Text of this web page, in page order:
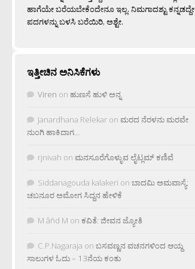
ಹಾಗೆಯೇ ಬರೆಯಬೇಕೆಂದೇನೂ ಇಲ್ಲ. ನಿಮಗಾದಶ್ಟು ಕನ್ನಡದ್ದೇ
ಪದಗಳನ್ನು ಬಳಸಿ ಬರೆಯಿರಿ, ಅಶ್ಟೇ.
ಇತ್ತೀಚಿನ ಅನಿಸಿಕೆಗಳು
Viren on ಹುಣಸೆ ಹುಳಿ ಅನ್ನ
Janardhana Relekar on ಮರದ ನೆರಳನು ಮರವೇ
ನುಂಗಿ ಹಾಕಿದಾಗ…
rjnivah on ಮನಸೂರೆಗೊಳ್ಳುವ ಲೈಟ್ಲಮ್ ಕಣಿವೆ
Siddanagouda kalakeri on ಬಾದಮಿ ಅಮವಾಸ್ಯೆ:
ಚಬನೂರ ಅಮೋಗ ಸಿದ್ದನ ಹೇಳಿಕೆ
M âñd M on ಕವಿತೆ: ಜೀವನ ಜ್ಯೋತಿ
C.P.Nagaraja on ಬಸವಣ್ಣನ ವಚನಗಳಿಂದ ಆಯ್ದ
ಸಾಲುಗಳ ಓದು – 13ನೆಯ ಕಂತು